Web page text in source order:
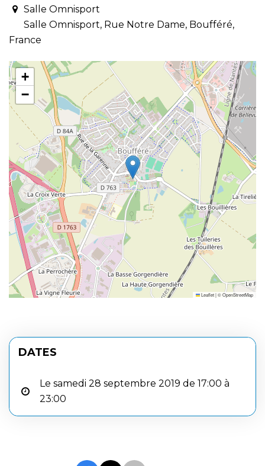
Salle Omnisport
Salle Omnisport, Rue Notre Dame, Boufféré,
France
+
−
Leaflet|©OpenStreetMap
DATES
Le samedi 28 septembre 2019 de 17:00 à
23:00